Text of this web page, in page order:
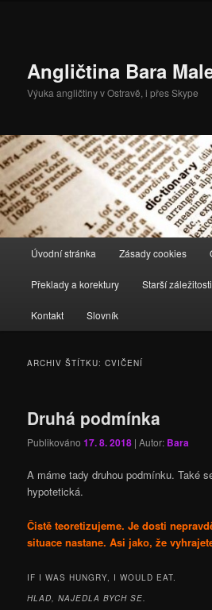
paneluAngličtina Bara
Výuka angličtiny v Ostravě, i přes Skype
navigační
Úvodní stránka Zásady cookies
Překlady a korektury Starší záležitosti
Kontakt Slovník
ARCHIV ŠTÍTKU:CVIČENÍ
Druhá podmínka
Publikováno17. 8. 2018 | Autor: Bara
A máme tady druhou podmínku. Také
hypotetická.
Čistě teoretizujeme. Je dosti
situace nastane. Asi jako, že
IF I WAS HUNGRY, I WOULD
HLAD, NAJEDLA BYCH SE.